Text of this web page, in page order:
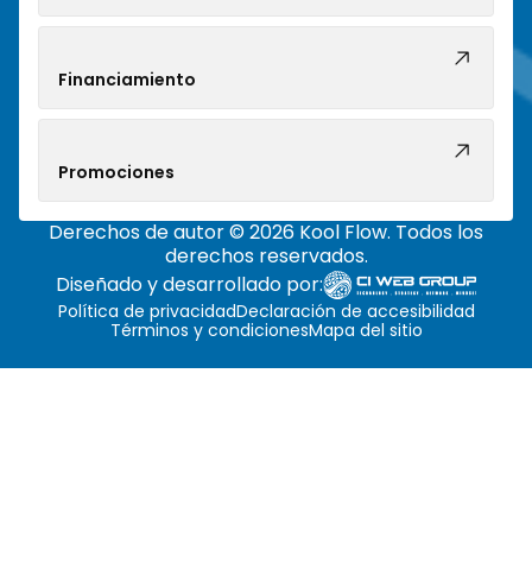
Financiamiento
Promociones
Derechos de autor © 2026 Kool Flow. Todos los
derechos reservados.
Diseñado y desarrollado por:
Política de privacidadDeclaración de accesibilidad
Términos y condicionesMapa del sitio